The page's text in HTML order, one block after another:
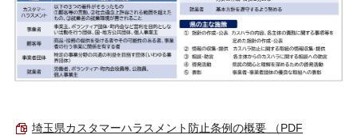
埼玉県カスタマーハラスメント防止条例の概要 （PDF